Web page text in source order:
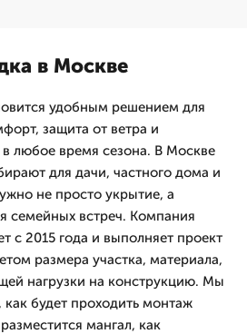
в Москве
удобным решением для
защита от ветра и
в любое время сезона. В Москве
для дачи, частного дома и
не просто укрытие, а
семейных встреч. Компания
с 2015 года и выполняет проект
размера участка, материала,
нагрузки на конструкцию. Мы
будет проходить монтаж
мангал, как